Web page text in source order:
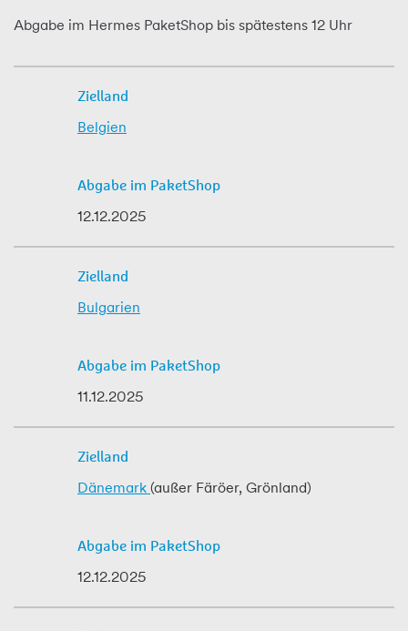
Abgabe im Hermes PaketShop bis spätestens 12 Uhr
Abgabe im PaketShop
Belgien
12.12.2025
Bulgarien
11.12.2025
Dänemark (außer Färöer, Grönland)
12.12.2025